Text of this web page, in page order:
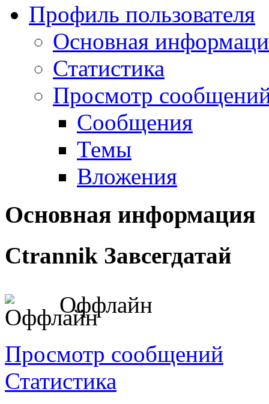
Профиль пользователя
Основная
Статистика
Просмотр
Сообщения
Темы
Вложения
Основная информация
Ctrannik Завсегдатай
Оффлайн
Просмотр сообщений
Статистика